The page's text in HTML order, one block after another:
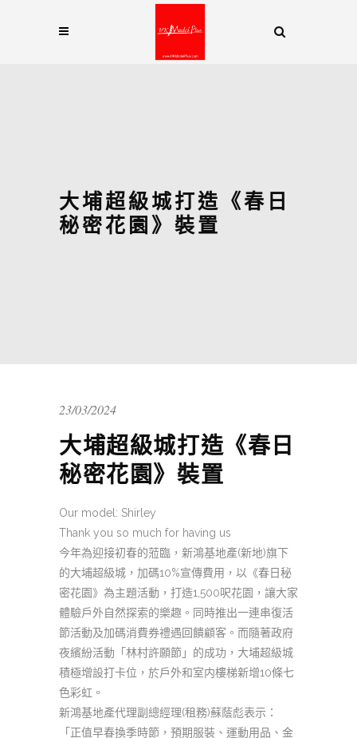
大埔超級城打造《春日
秘密花園》裝置
23/03/2024
大埔超級城打造《春日
秘密花園》裝置
Our model: Shirley
Thank you so much for having us
今年為迎接初春的蒞臨，新鴻基地產(新地)旗下
的大埔超級城，加碼10%宣傳費用，以《春日秘
密花園》為主題活動，打造1,500呎花園，讓大家
體驗戶外自然探索的樂趣。同時推出一連串復活
節活動及加碼消費券禮遇回饋顧客。而隨著政府
夜繽紛活動「林村許願節」的成功，大埔超級城
積極增設打卡位，於戶外和室内樓梯新增10條七
色彩虹。
新鴻基地產代理副總經理(租務)蘇蔭彪表示：
「正值早春換季時節，預期服裝、運動用品、金